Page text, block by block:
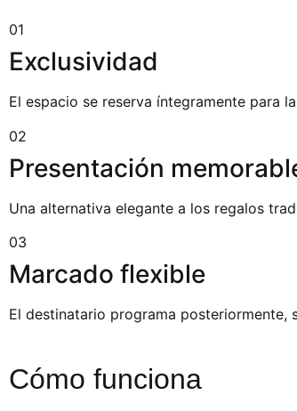
01
Exclusividad
El espacio se reserva íntegramente para
02
Presentación
Una alternativa elegante a los regalos
03
Marcado flexible
El destinatario programa posteriormente,
Cómo funciona